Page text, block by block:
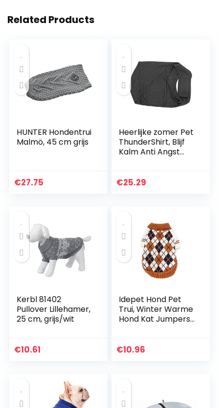
Related Products
HUNTER Hondentrui
Malmö, 45 cm grijs
€27.75
Heerlijke zomer Pet
ThunderShirt, Blijf
Kalm Anti Angst
voor Pet Puppy
€25.29
Kerbl 81402
Pullover Lillehamer,
25 cm, grijs/wit
€10.61
Idepet Hond Pet
Trui, Winter Warme
Hond Kat Jumpers
Coat Kostuum
€10.96